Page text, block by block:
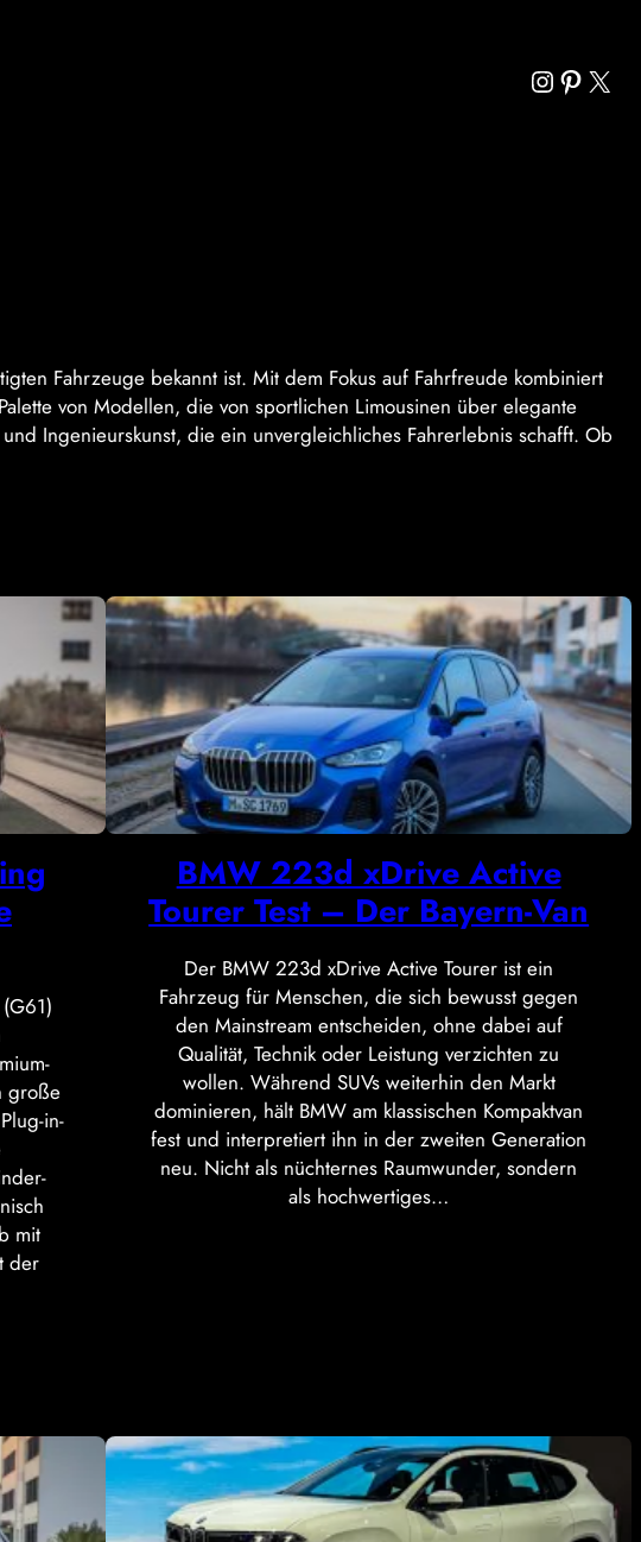
X
Fahrzeuge bekannt ist. Mit dem Fokus auf Fahrfreude kombiniert
von Modellen, die von sportlichen Limousinen über elegante
Ingenieurskunst, die ein unvergleichliches Fahrerlebnis schafft. Ob
große
in-
mit
der
BMW 223d xDrive Active
Tourer Test – Der Bayern-Van
Der BMW 223d xDrive Active Tourer ist ein
Fahrzeug für Menschen, die sich bewusst gegen
den Mainstream entscheiden, ohne dabei auf
Qualität, Technik oder Leistung verzichten zu
wollen. Während SUVs weiterhin den Markt
dominieren, hält BMW am klassischen Kompaktvan
fest und interpretiert ihn in der zweiten Generation
neu. Nicht als nüchternes Raumwunder, sondern
als hochwertiges…